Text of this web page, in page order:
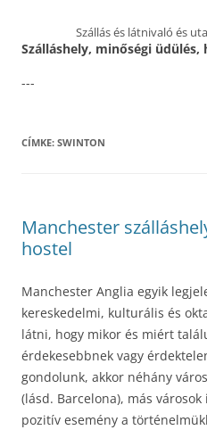
Szállás és látnivaló és
Szálláshely, minőségi
---
CÍMKE: SWINTON
Manchester
hostel
Manchester Anglia egyik
kereskedelmi, kulturális és
látni, hogy mikor és miért
érdekesebbnek vagy
gondolunk, akkor néhány
(lásd. Barcelona), más
pozitív esemény a